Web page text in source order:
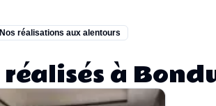
Nos réalisations aux alentours
à